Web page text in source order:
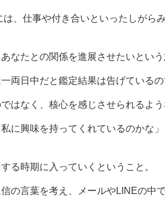
、仕事や付き合いといったしがら
なたとの関係を進展させたいという
両日中だと鑑定結果は告げているの
はなく、核心を感じさせられるよう
に興味を持ってくれているのかな
る時期に入っていくということ。
の言葉を考え、メールやLINEの中